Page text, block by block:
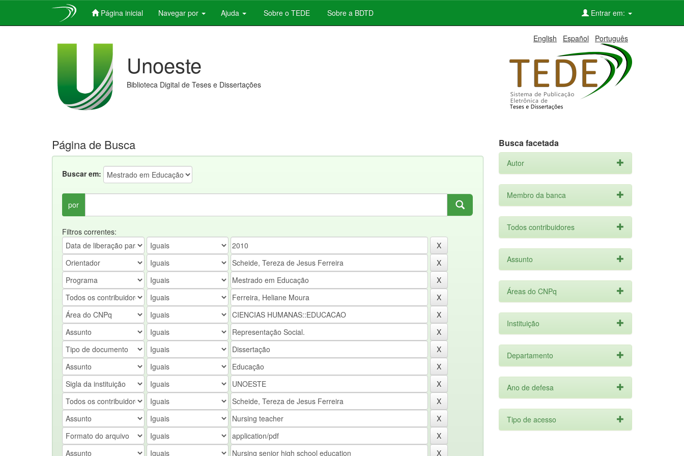
Página inicial Navegar por Ajuda Sobre o TEDE Sobre a BDTD Entrar em:
English Español Português
Unoeste
Biblioteca Digital de Teses e Dissertações
Página de Busca
Buscar em:
por
Filtros correntes:
Busca facetada
Autor
Membro da banca
Todos contribuidores
Assunto
Áreas do CNPq
Instituição
Departamento
Ano de defesa
Tipo de acesso